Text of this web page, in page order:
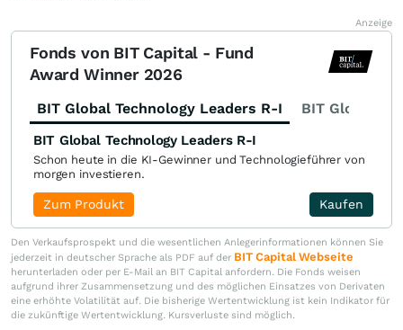
Anzeige
Fonds von BIT Capital - Fund
Award Winner 2026
BIT Global Technology Leaders R-I BIT Global
BIT Global Technology Leaders R-I
Schon heute in die KI-Gewinner und Technologieführer von
morgen investieren.
Kaufen
Zum Produkt
Den Verkaufsprospekt und die wesentlichen Anlegerinformationen können Sie
jederzeit in deutscher Sprache als PDF auf der BIT Capital Webseite
herunterladen oder per E-Mail an BIT Capital anfordern. Die Fonds weisen
aufgrund ihrer Zusammensetzung und des möglichen Einsatzes von Derivaten
eine erhöhte Volatilität auf. Die bisherige Wertentwicklung ist kein Indikator für
die zukünftige Wertentwicklung. Kursverluste sind möglich.